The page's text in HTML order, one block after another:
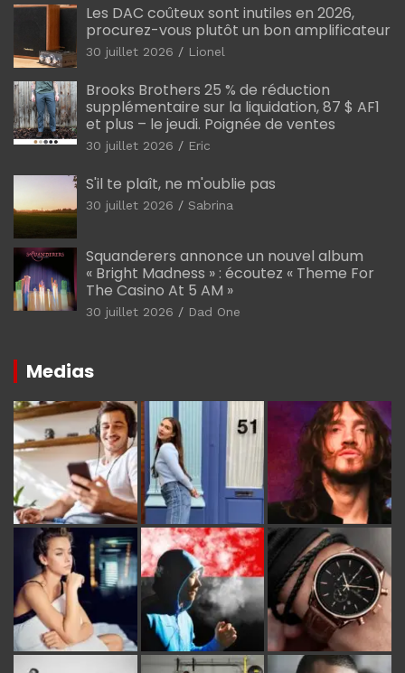
Les DAC coûteux sont inutiles en 2026,
procurez-vous plutôt un bon amplificateur
30 juillet 2026 Lionel
Brooks Brothers 25 % de réduction
supplémentaire sur la liquidation, 87 $ AF1
et plus – le jeudi. Poignée de ventes
30 juillet 2026 Eric
S'il te plaît, ne m'oublie pas
30 juillet 2026 Sabrina
Squanderers annonce un nouvel album
« Bright Madness » : écoutez « Theme For
The Casino At 5 AM »
30 juillet 2026 Dad One
Medias